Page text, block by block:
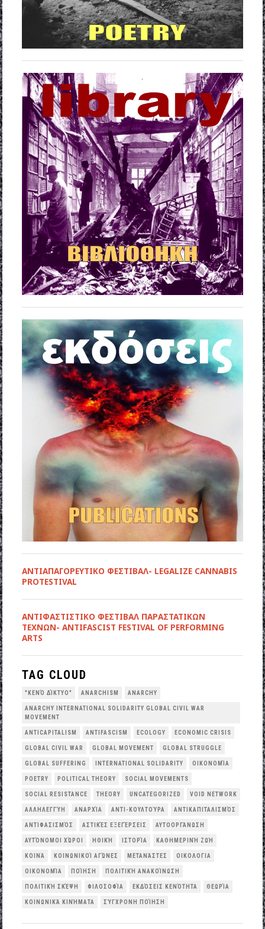
ΑΝΤΙΑΠΑΓΟΡΕΥΤΙΚΟ ΦΕΣΤΙΒΑΛ- LEGALIZE CANNABIS
PROTESTIVAL
ANTIΦΑΣΤΙΣΤΙΚΟ ΦΕΣΤΙΒΑΛ ΠΑΡΑΣΤΑΤΙΚΩΝ
ΤΕΧΝΩΝ- ANTIFASCIST FESTIVAL OF PERFORMING
ARTS
TAG CLOUD
"ΚΕΝΌ ΔΊΚΤΥΟ" ANARCHISM ANARCHY
ANARCHY INTERNATIONAL SOLIDARITY GLOBAL CIVIL WAR
MOVEMENT
ANTICAPITALISM ANTIFASCISM ECOLOGY ECONOMIC CRISIS
GLOBAL CIVIL WAR GLOBAL MOVEMENT GLOBAL STRUGGLE
GLOBAL SUFFERING INTERNATIONAL SOLIDARITY OΙΚΟΝΟΜΊΑ
POETRY POLITICAL THEORY SOCIAL MOVEMENTS
SOCIAL RESISTANCE THEORY UNCATEGORIZED VOID NETWORK
ΑΛΛΗΛΕΓΓΎΗ ΑΝΑΡΧΊΑ ΑΝΤΙ-ΚΟΥΛΤΟΎΡΑ ΑΝΤΙΚΑΠΙΤΑΛΙΣΜΌΣ
ΑΝΤΙΦΑΣΙΣΜΌΣ ΑΣΤΙΚΈΣ ΕΞΕΓΈΡΣΕΙΣ ΑΥΤΟΟΡΓΆΝΩΣΗ
ΑΥΤΌΝΟΜΟΙ ΧΏΡΟΙ ΗΘΙΚΉ ΙΣΤΟΡΊΑ ΚΑΘΗΜΕΡΙΝΉ ΖΩΉ
ΚΟΙΝΆ ΚΟΙΝΩΝΙΚΟΊ ΑΓΏΝΕΣ ΜΕΤΑΝΆΣΤΕΣ ΟΙΚΟΛΟΓΙΑ
ΟΙΚΟΝΟΜΊΑ ΠΟΊΗΣΗ ΠΟΛΙΤΙΚΉ ΑΝΑΚΟΊΝΩΣΗ
ΠΟΛΙΤΙΚΉ ΣΚΈΨΗ ΦΙΛΟΣΟΦΊΑ ΕΚΔΌΣΕΙΣ ΚΕΝΌΤΗΤΑ ΘΕΩΡΊΑ
ΚΟΙΝΩΝΙΚΆ ΚΙΝΉΜΑΤΑ ΣΎΓΧΡΟΝΗ ΠΟΊΗΣΗ